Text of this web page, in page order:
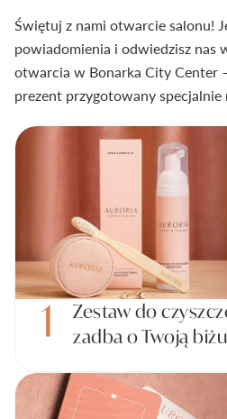
Zarejestruj
Znajdź salon
+48 518 912
Blog
Wszystkie kategorie
Poradnik
Pomysły na zaręczyny
Organizacja wesela i ślubu
Pielęgnacja biżuterii
Wirtualny salon
Świętuj z nami otwarcie salonu!
powiadomienia i odwiedzisz nas
otwarcia w Bonarka City Center
prezent przygotowany specjalnie
1
Zestaw do
zadba o Twoją